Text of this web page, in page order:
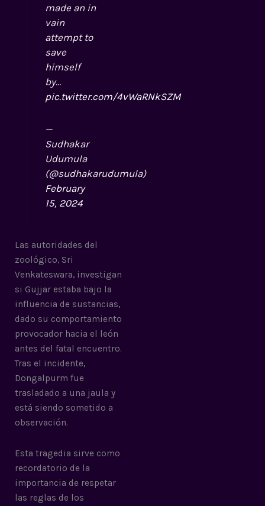
made an in
vain
attempt to
save
himself
by…
pic.twitter.com/4vWaRNkSZM
—
Sudhakar
Udumula
(@sudhakarudumula)
February
15, 2024
Las autoridades del
zoológico, Sri
Venkateswara, investigan
si Gujjar estaba bajo la
influencia de sustancias,
dado su comportamiento
provocador hacia el león
antes del fatal encuentro.
Tras el incidente,
Dongalpurm fue
trasladado a una jaula y
está siendo sometido a
observación.
Esta tragedia sirve como
recordatorio de la
importancia de respetar
las reglas de los